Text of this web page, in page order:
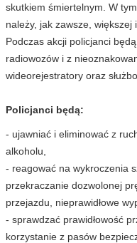
skutkiem śmiertelnym. W
należy, jak zawsze, większej
Podczas akcji policjanci
radiowozów i z
wideorejestratory oraz
Policjanci będą:
- ujawniać i eliminować z
alkoholu,
- reagować na wykroczenia
przekraczanie dozwolonej
przejazdu, nieprawidłowe
- sprawdzać prawidłowość
korzystanie z pasów